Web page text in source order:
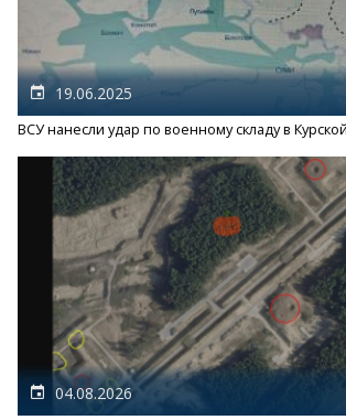
19.06.2025
ВСУ нанесли удар по военному складу в
04.08.2026